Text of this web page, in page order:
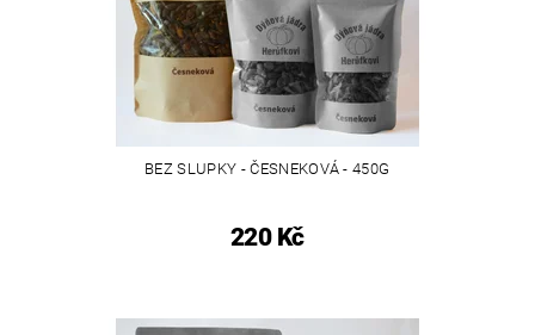
BEZ SLUPKY - ČESNEKOVÁ - 450G
220 Kč